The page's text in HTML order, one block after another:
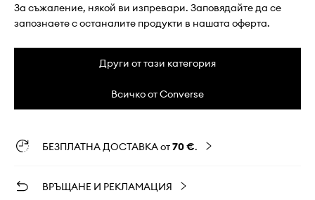
За съжаление, някой ви изпревари. Заповядайте да се
запознаете с останалите продукти в нашата оферта.
Други от тази категория
Всичко от Converse
БЕЗПЛАТНА ДОСТАВКА от70 €.
ВРЪЩАНЕ И РЕКЛАМАЦИЯ